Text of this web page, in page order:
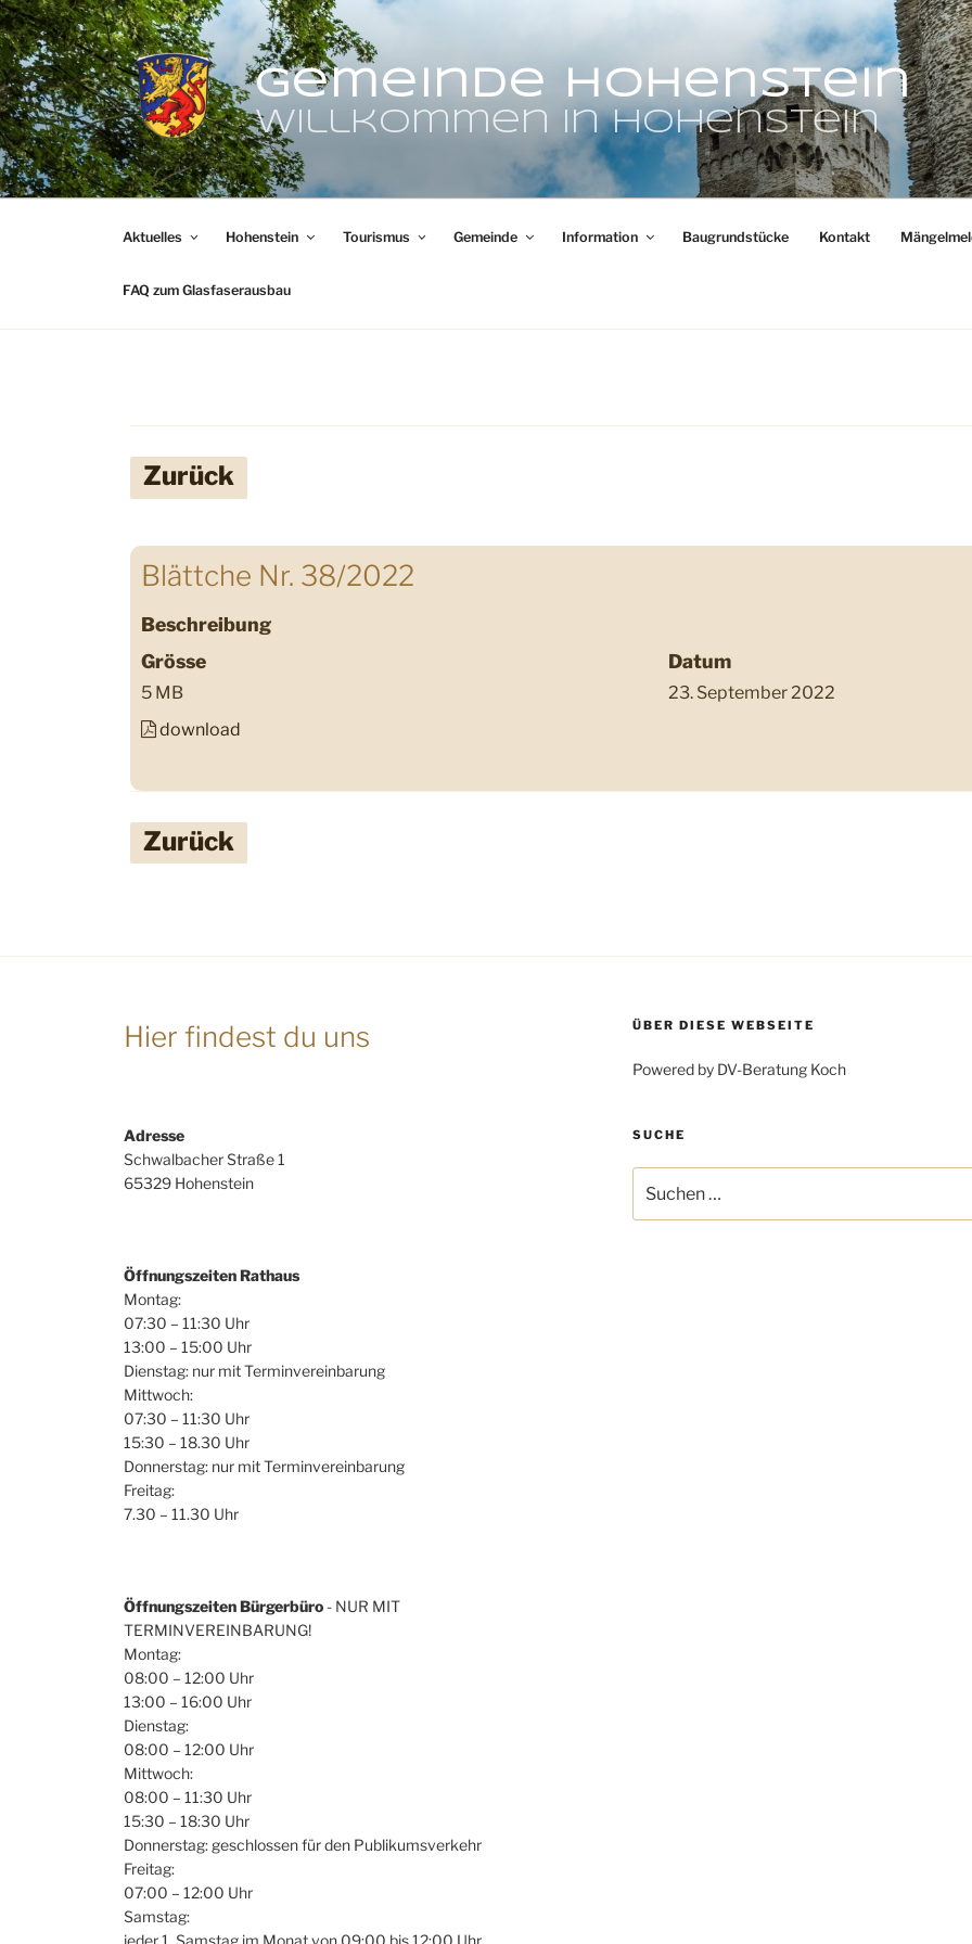
Zum
Inhalt
springen
Gemeinde Hohenstein
Willkommen in Hohenstein
Aktuelles Hohenstein Tourismus Gemeinde Information Baugrundstücke Kontakt
FAQ zum Glasfaserausbau
Zurück
Blättche Nr. 38/2022
Beschreibung
Grösse
5 MB
Datum
23. September 2022
download
Zurück
Hier findest du uns
Adresse
Schwalbacher Straße 1
65329 Hohenstein
Öffnungszeiten Rathaus
Montag:
07:30 – 11:30 Uhr
13:00 – 15:00 Uhr
Dienstag: nur mit Terminvereinbarung
Mittwoch:
07:30 – 11:30 Uhr
15:30 – 18.30 Uhr
Donnerstag: nur mit Terminvereinbarung
Freitag:
7.30 – 11.30 Uhr
Öffnungszeiten Bürgerbüro - NUR MIT
TERMINVEREINBARUNG!
Montag:
08:00 – 12:00 Uhr
13:00 – 16:00 Uhr
Dienstag:
08:00 – 12:00 Uhr
Mittwoch:
08:00 – 11:30 Uhr
15:30 – 18:30 Uhr
Donnerstag: geschlossen für den Publikumsverkehr
Freitag:
07:00 – 12:00 Uhr
Samstag:
jeder 1. Samstag im Monat von 09:00 bis 12:00 Uhr
ÜBER DIESE WEBSEITE
Powered by DV-Beratung Koch
SUCHE
nach: